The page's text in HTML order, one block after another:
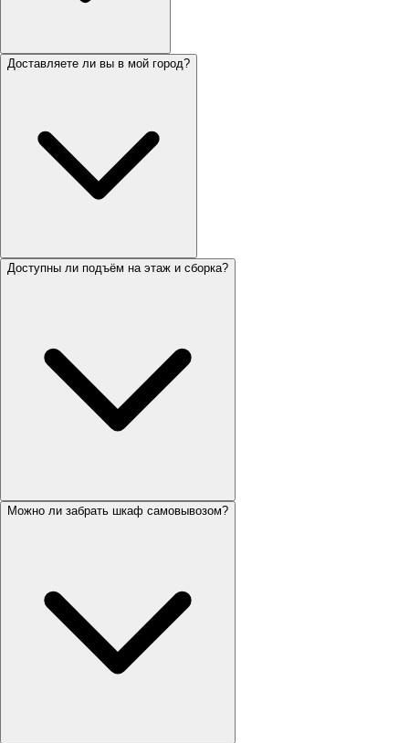
Доставляете ли вы в мой город?
Доступны ли подъём на этаж и сборка?
Можно ли забрать шкаф самовывозом?